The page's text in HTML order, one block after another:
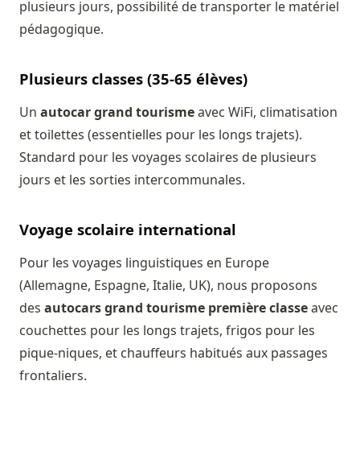
plusieurs jours, possibilité de transporter le matériel
pédagogique.
Plusieurs classes (35-65 élèves)
Un autocar grand tourismeavec WiFi, climatisation
et toilettes (essentielles pour les longs trajets).
Standard pour les voyages scolaires de plusieurs
jours et les sorties intercommunales.
Voyage scolaire international
Pour les voyages linguistiques en Europe
(Allemagne, Espagne, Italie, UK), nous proposons
des autocars grand tourisme première classeavec
couchettes pour les longs trajets, frigos pour les
pique-niques, et chauffeurs habitués aux passages
frontaliers.